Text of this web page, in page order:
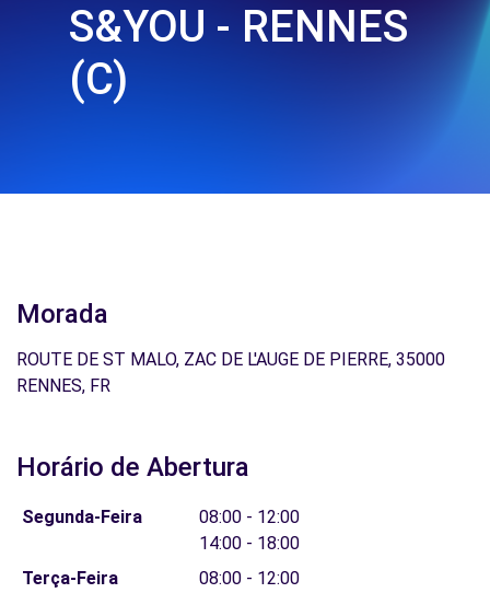
S&YOU - RENNES
(C)
Morada
ROUTE DE ST MALO, ZAC DE L'AUGE DE PIERRE, 35000
RENNES, FR
Horário de Abertura
Segunda-Feira
08:00 - 12:00
14:00 - 18:00
Terça-Feira
08:00 - 12:00